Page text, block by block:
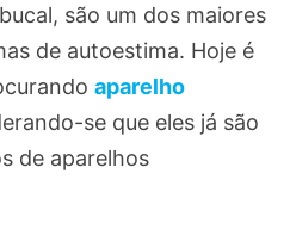
são um dos maiores
de autoestima. Hoje é
aparelho
se que eles já são
de aparelhos